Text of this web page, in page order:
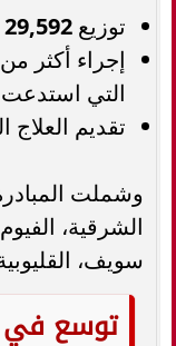
توزيع 29,592 نظارة طبية
إجراء أكثر من
التي
تقديم العلاج
وشملت
الشرقية،
سويف،
توسع في